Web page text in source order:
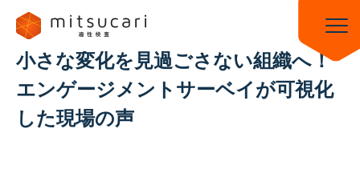
ミツカリトップ ミツカリ適性検査トップ 導入事例一覧
小さな変化を見過ごさない組織へ！エンゲージメントサーベイが可視化した
現場の声
小さな変化を見過ごさない組織へ！
エンゲージメントサーベイが可視化
した現場の声